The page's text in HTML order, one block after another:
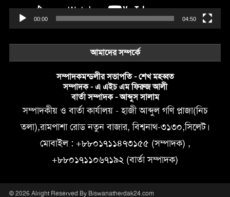
00:00 04:50
আমাদের সম্পর্কে
সম্পাদকমন্ডলীর সভাপতি - শেখ মহব্বত
সম্পাদক - এ এইচ এম ফিরুজ আলী
বার্তা সম্পাদক - আব্দুস সালাম
সম্পাদকীয় ও বার্তা কার্যালয় - হাজী আব্দুল গণি প্লাজা(নিচ
তলা),রামপাশা রোড নতুন বাজার, বিশ্বনাথ-৩১৩০,সিলেট।
মোবাইল : +৮৮০১৭১১৪৭৩১৫৫ (সম্পাদক) ,
+৮৮০১৭১১০৬৭১৯২ (বার্তা সম্পাদক)
© 2026 Alright Reserved By Biswanatherdak24.com